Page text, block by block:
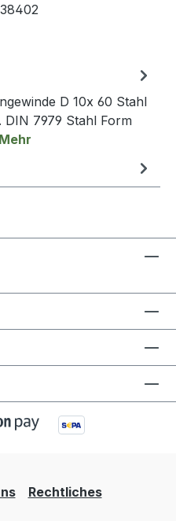
D 10x 60 Stahl
DIN 7979 Stahl Form
Mehr
Rechtliches